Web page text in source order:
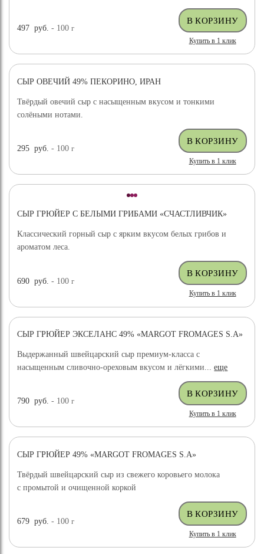
497 руб. - 100г
Купить в 1 клик
ХИТ ПРОДАЖ
СЫР ОВЕЧИЙ 49% ПЕКОРИНО, ИРАН
Твёрдый овечий сыр с насыщенным вкусом и тонкими
солёными нотами.
295 руб. - 100г
Купить в 1 клик
СЫР ГРЮЙЕР С БЕЛЫМИ ГРИБАМИ «СЧАСТЛИВЧИК»
Классический горный сыр с ярким вкусом белых грибов и
ароматом леса.
690 руб. - 100г
Купить в 1 клик
ХИТ ПРОДАЖ
СЫР ГРЮЙЕР ЭКСЕЛАНС 49% «MARGOT FROMAGES S.A»
Выдержанный швейцарский сыр премиум-класса с
насыщенным сливочно-ореховым вкусом и лёгкими...еще
790 руб. - 100г
Купить в 1 клик
ХИТ ПРОДАЖ
СЫР ГРЮЙЕР 49% «MARGOT FROMAGES S.A»
Твёрдый швейцарский сыр из свежего коровьего молока
с промытой и очищенной коркой
679 руб. - 100г
Купить в 1 клик